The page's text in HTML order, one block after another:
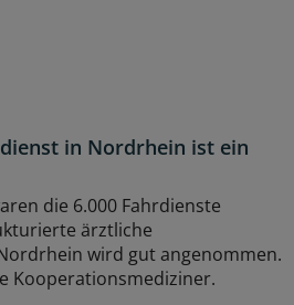
in Nordrhein ist ein
die 6.000 Fahrdienste
ärztliche
wird gut angenommen.
Kooperationsmediziner.